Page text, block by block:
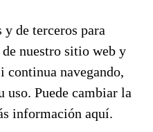
de terceros para
nuestro sitio web y
continua navegando,
uso. Puede cambiar la
información aquí.